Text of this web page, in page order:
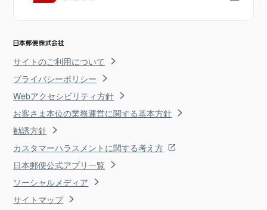
サイトのご利用について
プライバシーポリシー
Webアクセシビリティ方針
お客さま本位の業務運営に関する基本方針
勧誘方針
カスタマーハラスメントに関する考え方
日本郵便公式アプリ一覧
ソーシャルメディア
サイトマップ